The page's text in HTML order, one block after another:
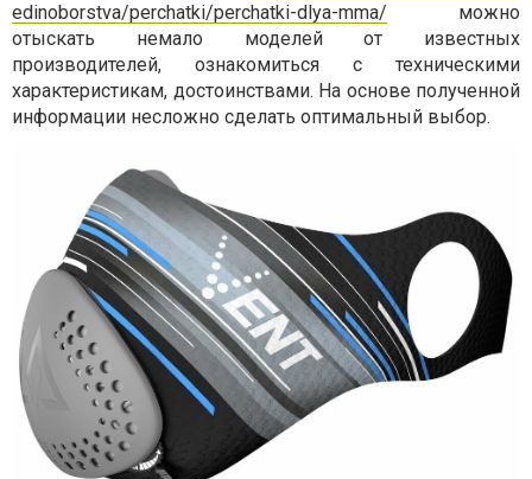
edinoborstva/perchatki/perchatki-dlya-mma/ можно
отыскать немало моделей от известных
производителей, ознакомиться с техническими
характеристикам, достоинствами. На основе полученной
информации несложно сделать оптимальный выбор.